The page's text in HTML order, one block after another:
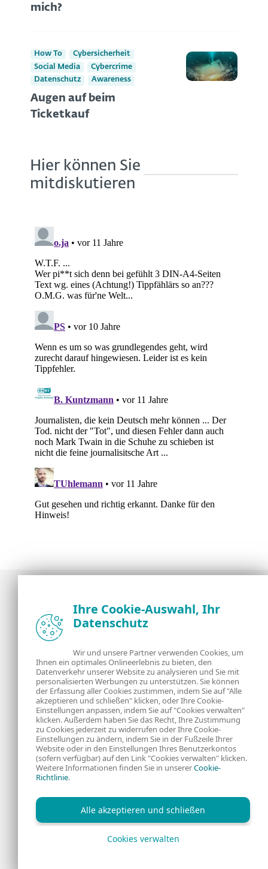
mich?
How To
Cybersicherheit
Social Media
Cybercrime
Datenschutz
Awareness
Augen auf beim
Ticketkauf
Hier können Sie
mitdiskutieren
Neuigkeiten, Analysen und Tipps der ESET
Sicherheitsexperten
Über uns ESET
Kontakt Datenschutzerklärung
Rechtliche
Informationen
Cookies
RSS Feed
Ihre Cookie-Auswahl, Ihr
Datenschutz
Wir und unsere Partner verwenden Cookies, um
Ihnen ein optimales Onlineerlebnis zu bieten, den
Datenverkehr unserer Website zu analysieren und Sie mit
personalisierten Werbungen zu unterstützen. Sie können
der Erfassung aller Cookies zustimmen, indem Sie auf "Alle
akzeptieren und schließen" klicken, oder Ihre Cookie-
Einstellungen anpassen, indem Sie auf "Cookies verwalten"
klicken. Außerdem haben Sie das Recht, Ihre Zustimmung
zu Cookies jederzeit zu widerrufen oder Ihre Cookie-
Einstellungen zu ändern, indem Sie in der Fußzeile Ihrer
Website oder in den Einstellungen Ihres Benutzerkontos
(sofern verfügbar) auf den Link "Cookies verwalten" klicken.
Weitere Informationen finden Sie in unsererCookie-
Richtlinie.
Alle akzeptieren und schließen
Cookies verwalten